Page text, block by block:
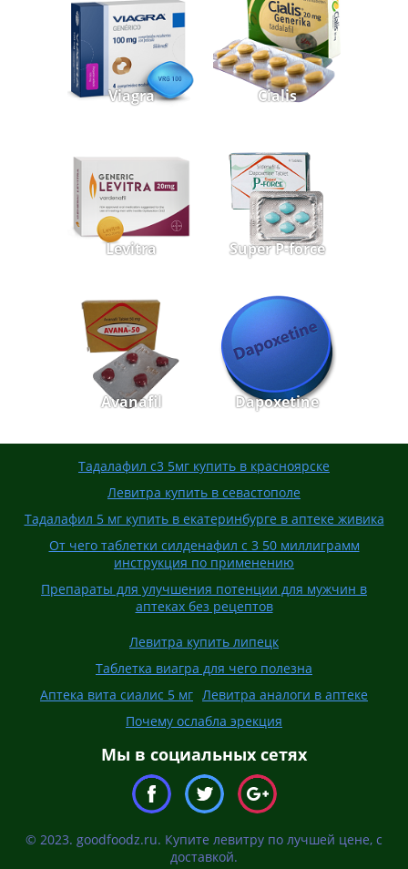
Viagra Cialis
Levitra Super P-force
Avanafil Dapoxetine
Тадалафил с3 5мг купить в красноярске
Левитра купить в севастополе
Тадалафил 5 мг купить в екатеринбурге в аптеке живика
От чего таблетки силденафил с 3 50 миллиграмм
инструкция по применению
Препараты для улучшения потенции для мужчин в
аптеках без рецептов
Левитра купить липецк
Таблетка виагра для чего полезна
Аптека вита сиалис 5 мг Левитра аналоги в аптеке
Почему ослабла эрекция
Мы в социальных сетях
© 2023. goodfoodz.ru. Купите левитру по лучшей цене, с
доставкой.